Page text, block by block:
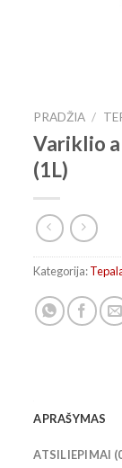
PRADŽIA /
Variklio
(1L)
Kategorija:
APRAŠYMAS
ATSILIEPIMAI